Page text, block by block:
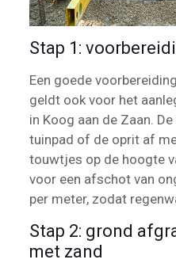
Stap 1:
Een goede
geldt ook voor het
in Koog aan de Zaan.
tuinpad of de oprit af
touwtjes op de hoogte
voor een afschot van
per meter, zodat
Stap 2: grond
met zand